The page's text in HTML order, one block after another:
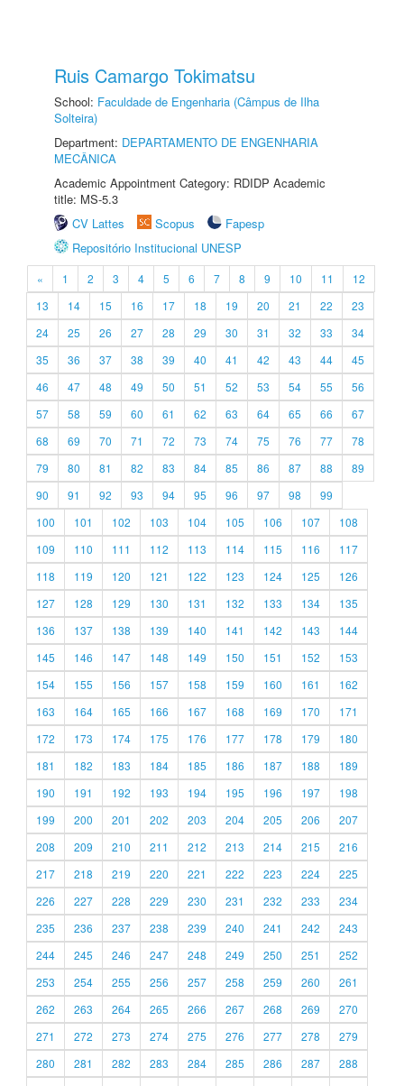
Ruis Camargo Tokimatsu
School: Faculdade de Engenharia (Câmpus de Ilha
Solteira)
Department: DEPARTAMENTO DE ENGENHARIA
MECÂNICA
Academic Appointment Category: RDIDP Academic
title: MS-5.3
CV Lattes
Scopus
Fapesp
Repositório Institucional UNESP
« 1 2 3 4 5 6 7 8 9 10 11
12
13
14 15 16 17 18 19 20 21 22
23
24
25 26 27 28 29 30 31 32 33
34
35
36 37 38 39 40 41 42 43 44
45
46
47 48 49 50 51 52 53 54 55
56
57
58 59 60 61 62 63 64 65 66
67
68
69 70 71 72 73 74 75 76 77
78
79
80 81 82 83 84 85 86 87 88
89
90
91 92 93 94 95 96 97 98
99
100
101 102 103 104 105 106 107
108
109
110 111 112 113 114 115 116
117
118
119 120 121 122 123 124 125
126
127
128 129 130 131 132 133 134
135
136
137 138 139 140 141 142 143
144
145
146 147 148 149 150 151 152
153
154
155 156 157 158 159 160 161
162
163
164 165 166 167 168 169 170
171
172
173 174 175 176 177 178 179
180
181
182 183 184 185 186 187 188
189
190
191 192 193 194 195 196 197
198
199
200 201 202 203 204 205 206
207
208
209 210 211 212 213 214 215
216
217
218 219 220 221 222 223 224
225
226
227 228 229 230 231 232 233
234
235
236 237 238 239 240 241 242
243
244
245 246 247 248 249 250 251
252
253
254 255 256 257 258 259 260
261
262
263 264 265 266 267 268 269
270
271
272 273 274 275 276 277 278
279
280
281 282 283 284 285 286 287
288